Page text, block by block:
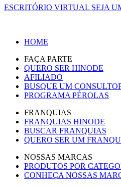
ESCRITÓRIO VIRTUAL SEJA
HOME
FAÇA PARTE
QUERO SER HINODE
AFILIADO
BUSQUE UM
PROGRAMA PÉROLAS
FRANQUIAS
FRANQUIAS HINODE
BUSCAR FRANQUIAS
QUERO SER UM
NOSSAS MARCAS
PRODUTOS POR
CONHEÇA NOSSAS